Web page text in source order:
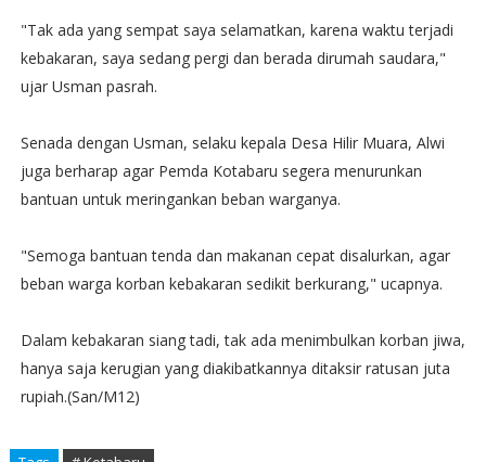
"Tak ada yang sempat saya selamatkan, karena waktu terjadi
kebakaran, saya sedang pergi dan berada dirumah saudara,"
ujar Usman pasrah.
Senada dengan Usman, selaku kepala Desa Hilir Muara, Alwi
juga berharap agar Pemda Kotabaru segera menurunkan
bantuan untuk meringankan beban warganya.
"Semoga bantuan tenda dan makanan cepat disalurkan, agar
beban warga korban kebakaran sedikit berkurang," ucapnya.
Dalam kebakaran siang tadi, tak ada menimbulkan korban jiwa,
hanya saja kerugian yang diakibatkannya ditaksir ratusan juta
rupiah.(San/M12)